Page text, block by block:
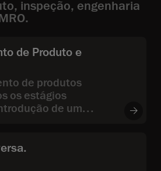
inspeção, engenharia
de Produto e
de produtos
os estágios
de um
até o